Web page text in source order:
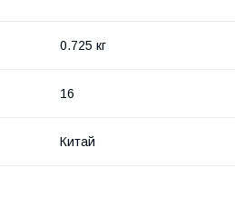
0.725 кг
16
Китай